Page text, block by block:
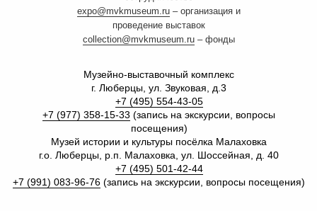
expo@mvkmuseum.ru– организация и
проведение выставок
collection@mvkmuseum.ru– фонды
Музейно-выставочный комплекс
г. Люберцы, ул. Звуковая, д.3
+7 (495) 554-43-05
+7 (977) 358-15-33 (запись на экскурсии, вопросы
посещения)
Музей истории и культуры посёлка Малаховка
г.о. Люберцы, р.п. Малаховка, ул. Шоссейная, д. 40
+7 (495) 501-42-44
+7 (991) 083-96-76 (запись на экскурсии, вопросы посещения)